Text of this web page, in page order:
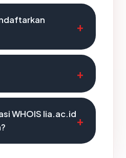
WHOIS lia.ac.id